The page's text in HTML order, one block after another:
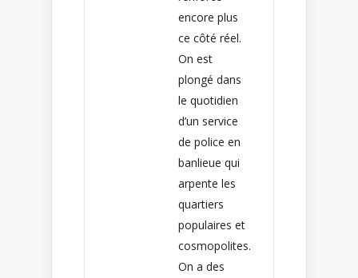
encore plus
ce côté réel.
On est
plongé dans
le quotidien
d’un service
de police en
banlieue qui
arpente les
quartiers
populaires et
cosmopolites.
On a des